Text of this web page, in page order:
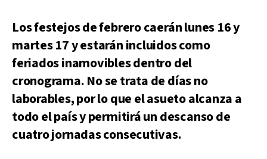
Los festejos de febrero caerán lunes 16 y
martes 17 y estarán incluidos como
feriados inamovibles dentro del
cronograma. No se trata de días no
laborables, por lo que el asueto alcanza a
todo el país y permitirá un descanso de
cuatro jornadas consecutivas.